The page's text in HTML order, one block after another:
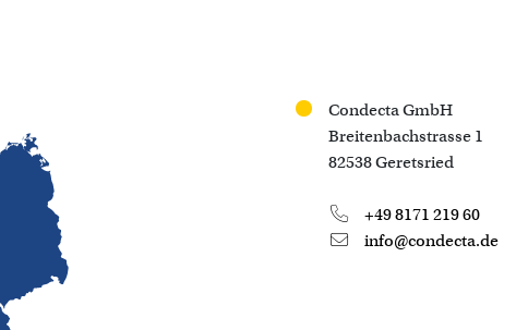
Condecta GmbH
Breitenbachstrasse 1
82538 Geretsried
+49 8171 219 60
info@condecta.de